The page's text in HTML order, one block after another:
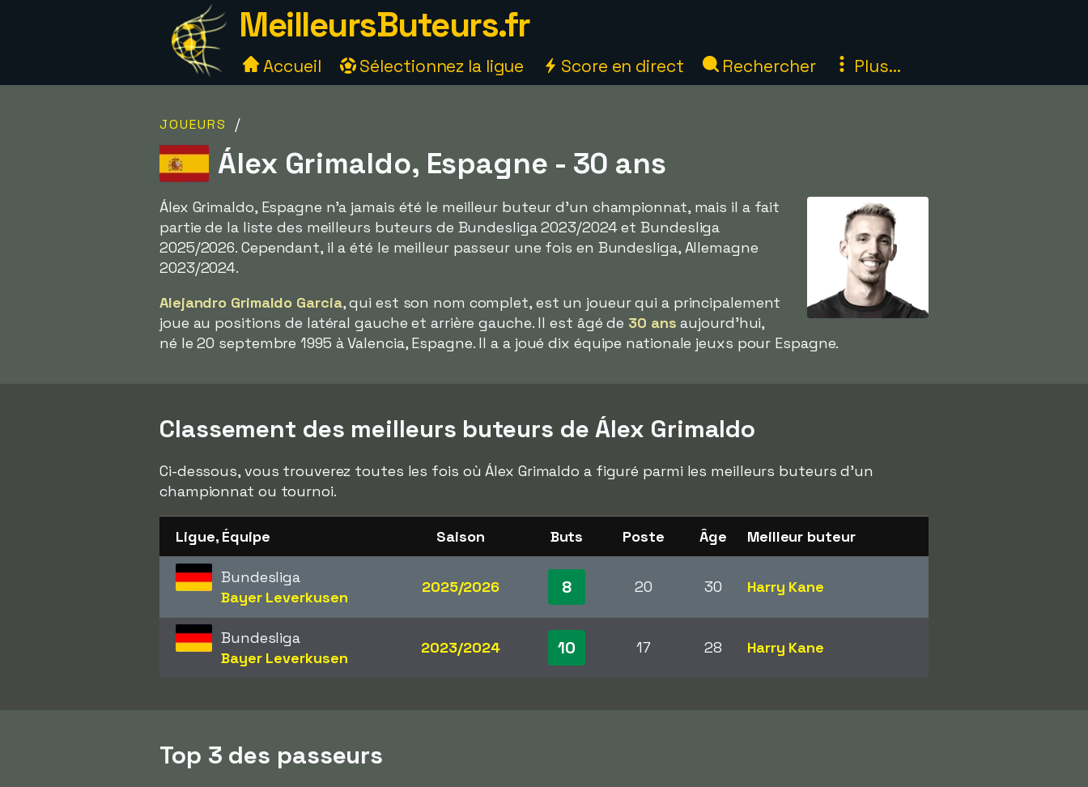
MeilleursButeurs.fr
Accueil Sélectionnez la ligue Score en direct Rechercher Plus...
JOUEURS /
Álex Grimaldo, Espagne - 30 ans
Álex Grimaldo, Espagne n'a jamais été le meilleur buteur d'un championnat, mais il a fait
partie de la liste des meilleurs buteurs de Bundesliga 2023/2024 et Bundesliga
2025/2026. Cependant, il a été le meilleur passeur une fois en Bundesliga, Allemagne
2023/2024.
Alejandro Grimaldo Garcia, qui est son nom complet, est un joueur qui a principalement
joue au positions de latéral gauche et arrière gauche. Il est âgé de 30 ans aujourd'hui,
né le 20 septembre 1995 à Valencia, Espagne. Il a a joué dix équipe nationale jeuxs pour Espagne.
Classement des meilleurs buteurs de Álex Grimaldo
Ci-dessous, vous trouverez toutes les fois où Álex Grimaldo a figuré parmi les meilleurs buteurs d'un
championnat ou tournoi.
Ligue, Équipe Saison Buts Poste Âge Meilleur buteur
Bundesliga
Bayer Leverkusen
2025/2026 8 20 30 Harry Kane
Bundesliga
Bayer Leverkusen
2023/2024 10 17 28 Harry Kane
Top 3 des passeurs